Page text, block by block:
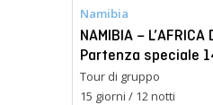
Namibia
NAMIBIA – L’AFRICA
Partenza speciale
Tour di gruppo
15 giorni / 12 notti